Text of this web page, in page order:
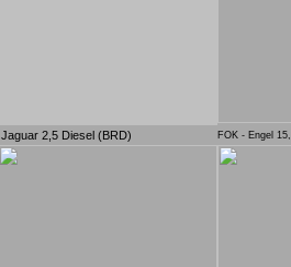
Jaguar 2,5 Diesel (BRD) FOK - Engel